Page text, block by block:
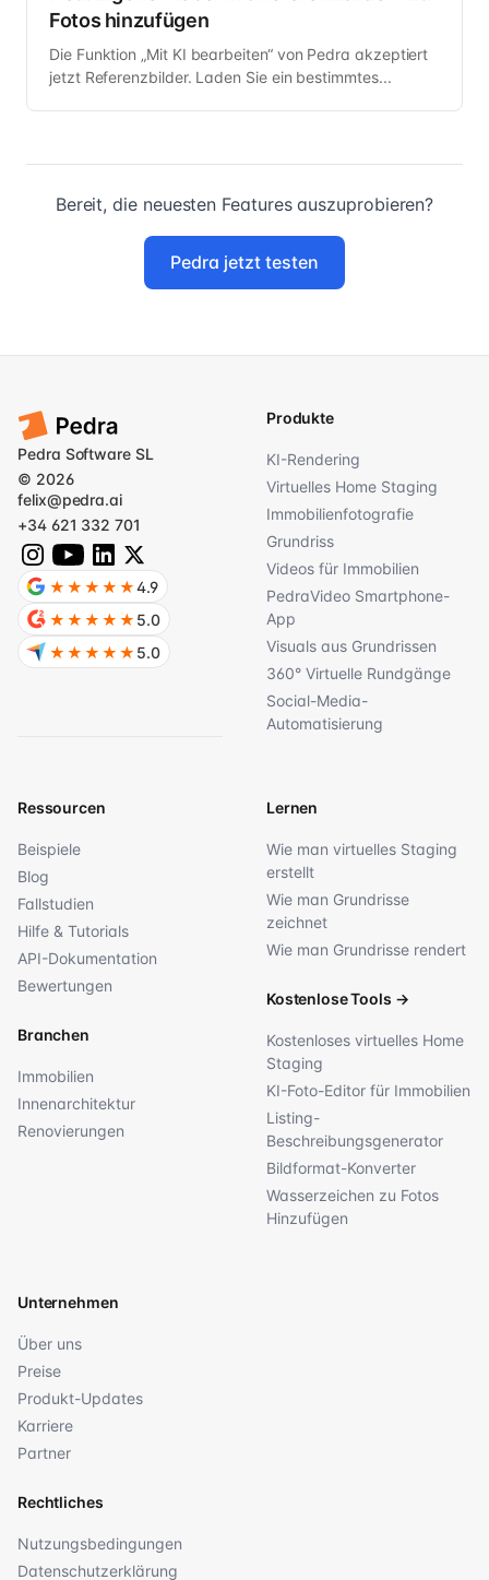
Fotos hinzufügen
Die Funktion „Mit KI bearbeiten“ von Pedra akzeptiert
jetzt Referenzbilder. Laden Sie ein bestimmtes...
Bereit, die neuesten Features auszuprobieren?
Pedra jetzt testen
Produkte
KI-Rendering
Virtuelles Home Staging
Immobilienfotografie
Grundriss
Videos für Immobilien
PedraVideo Smartphone-
App
Visuals aus Grundrissen
360° Virtuelle Rundgänge
Social-Media-
Automatisierung
Ressourcen
Beispiele
Blog
Fallstudien
Hilfe & Tutorials
API-Dokumentation
Bewertungen
Branchen
Immobilien
Innenarchitektur
Renovierungen
Lernen
Wie man virtuelles Staging
erstellt
Wie man Grundrisse
zeichnet
Wie man Grundrisse rendert
Kostenlose Tools →
Kostenloses virtuelles Home
Staging
KI-Foto-Editor für Immobilien
Listing-
Beschreibungsgenerator
Bildformat-Konverter
Wasserzeichen zu Fotos
Hinzufügen
Unternehmen
Über uns
Preise
Produkt-Updates
Karriere
Partner
Rechtliches
Nutzungsbedingungen
Datenschutzerklärung
Pedra Software SL
© 2026
felix@pedra.ai
+34 621 332 701
★★★★★4.9
★★★★★ 5.0
★★★★★ 5.0